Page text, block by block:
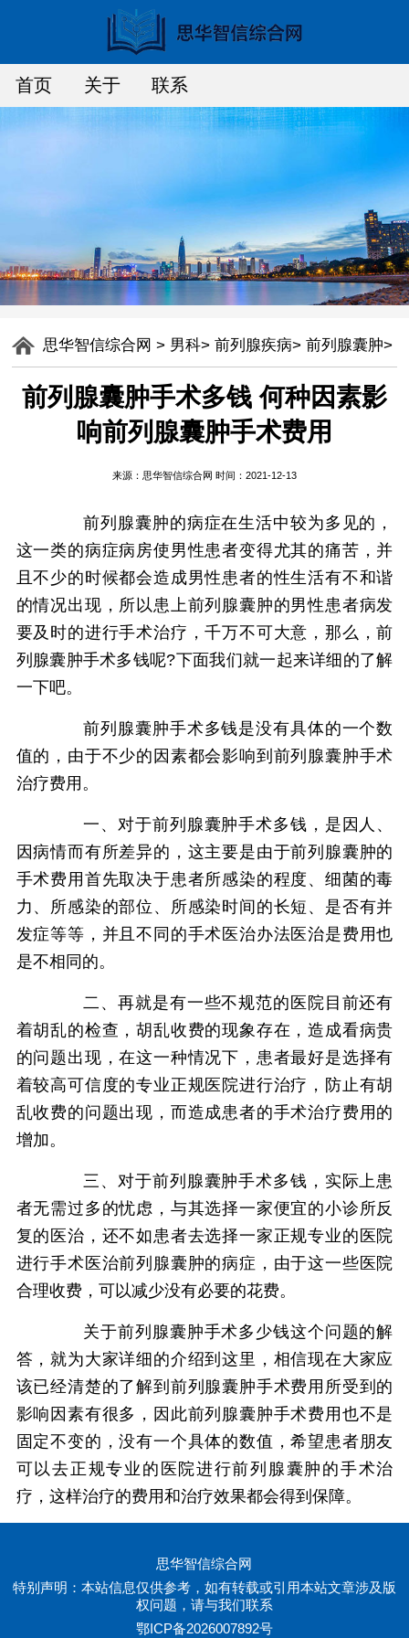
首页 关于 联系
思华智信综合网 > 男科>前列腺疾病>前列腺囊肿>
前列腺囊肿手术多钱 何种因素影
响前列腺囊肿手术费用
来源： 思华智信综合网 时间：2021-12-13
前列腺囊肿的病症在生活中较为多见的，
这一类的病症病房使男性患者变得尤其的痛苦，并
且不少的时候都会造成男性患者的性生活有不和谐
的情况出现，所以患上前列腺囊肿的男性患者病发
要及时的进行手术治疗，千万不可大意，那么，前
列腺囊肿手术多钱呢?下面我们就一起来详细的了解
一下吧。
前列腺囊肿手术多钱是没有具体的一个数
值的，由于不少的因素都会影响到前列腺囊肿手术
治疗费用。
一、对于前列腺囊肿手术多钱，是因人、
因病情而有所差异的，这主要是由于前列腺囊肿的
手术费用首先取决于患者所感染的程度、细菌的毒
力、所感染的部位、所感染时间的长短、是否有并
发症等等，并且不同的手术医治办法医治是费用也
是不相同的。
二、再就是有一些不规范的医院目前还有
着胡乱的检查，胡乱收费的现象存在，造成看病贵
的问题出现，在这一种情况下，患者最好是选择有
着较高可信度的专业正规医院进行治疗，防止有胡
乱收费的问题出现，而造成患者的手术治疗费用的
增加。
三、对于前列腺囊肿手术多钱，实际上患
者无需过多的忧虑，与其选择一家便宜的小诊所反
复的医治，还不如患者去选择一家正规专业的医院
进行手术医治前列腺囊肿的病症，由于这一些医院
合理收费，可以减少没有必要的花费。
关于前列腺囊肿手术多少钱这个问题的解
答，就为大家详细的介绍到这里，相信现在大家应
该已经清楚的了解到前列腺囊肿手术费用所受到的
影响因素有很多，因此前列腺囊肿手术费用也不是
固定不变的，没有一个具体的数值，希望患者朋友
可以去正规专业的医院进行前列腺囊肿的手术治
疗，这样治疗的费用和治疗效果都会得到保障。
思华智信综合网
特别声明：本站信息仅供参考，如有转载或引用本站文章涉及版
权问题，请与我们联系
鄂ICP备2026007892号